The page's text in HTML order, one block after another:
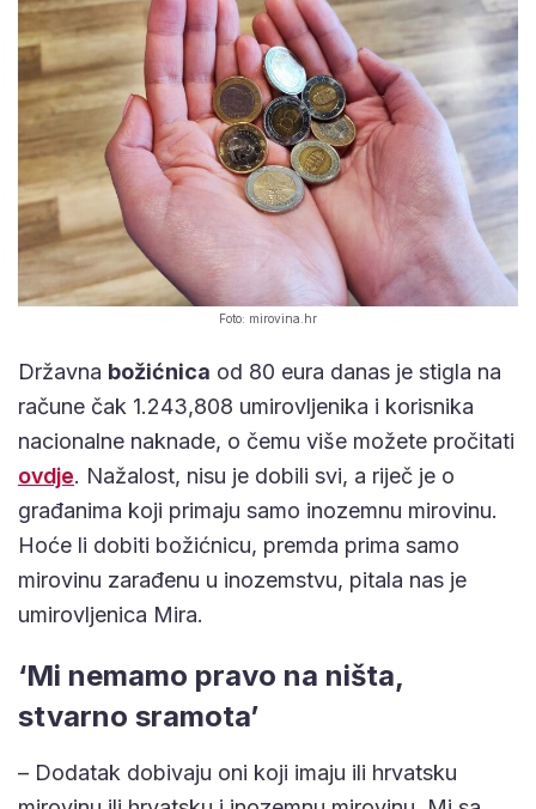
Foto: mirovina.hr
Državna božićnica od 80 eura danas je stigla na
račune čak 1.243,808 umirovljenika i korisnika
nacionalne naknade, o čemu više možete pročitati
ovdje. Nažalost, nisu je dobili svi, a riječ je o
građanima koji primaju samo inozemnu mirovinu.
Hoće li dobiti božićnicu, premda prima samo
mirovinu zarađenu u inozemstvu, pitala nas je
umirovljenica Mira.
‘Mi nemamo pravo na ništa,
stvarno sramota’
– Dodatak dobivaju oni koji imaju ili hrvatsku